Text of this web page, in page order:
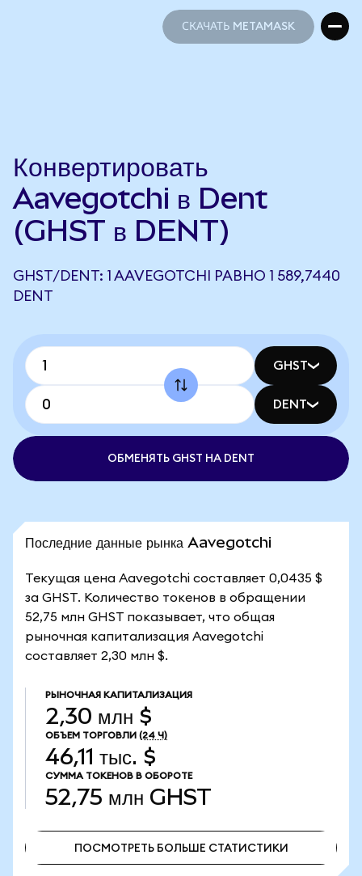
СКАЧАТЬ METAMASK
Конвертировать
Aavegotchi в Dent
(GHST в DENT)
GHST/DENT: 1 AAVEGOTCHI РАВНО 1 589,7440
DENT
GHST
DENT
ОБМЕНЯТЬ GHST НА DENT
Последние данные рынка Aavegotchi
Текущая цена Aavegotchi составляет 0,0435 $
за GHST. Количество токенов в обращении
52,75 млн GHST показывает, что общая
рыночная капитализация Aavegotchi
составляет 2,30 млн $.
РЫНОЧНАЯ КАПИТАЛИЗАЦИЯ
2,30 млн $
ОБЪЕМ ТОРГОВЛИ (24 Ч)
46,11 тыс. $
СУММА ТОКЕНОВ В ОБОРОТЕ
52,75 млн GHST
ПОСМОТРЕТЬ БОЛЬШЕ СТАТИСТИКИ